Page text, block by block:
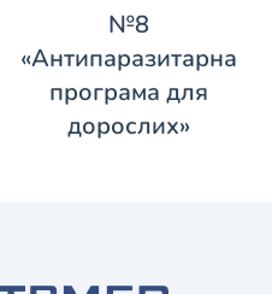
№8
«Антипаразитарна
програма для
дорослих»